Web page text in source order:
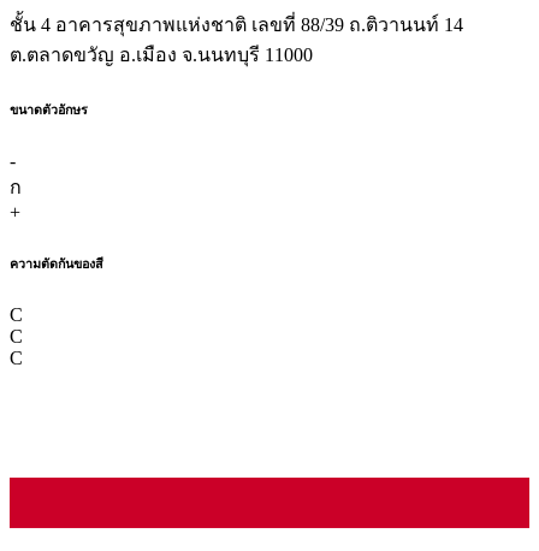
ชั้น 4 อาคารสุขภาพแห่งชาติ เลขที่ 88/39 ถ.ติวานนท์ 14
ต.ตลาดขวัญ อ.เมือง จ.นนทบุรี 11000
ขนาดตัวอักษร
-
ก
+
ความตัดกันของสี
C
C
C